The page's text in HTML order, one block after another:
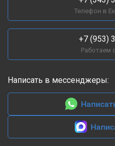
Телефон в
+7 (953)
Работаем
Написать в мессенджеры: